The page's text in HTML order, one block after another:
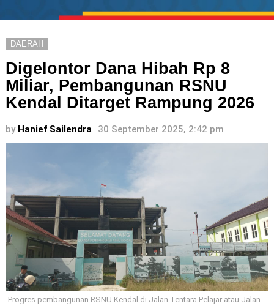
DAERAH
Digelontor Dana Hibah Rp 8
Miliar, Pembangunan RSNU
Kendal Ditarget Rampung 2026
by Hanief Sailendra 30 September 2025, 2:42 pm
Progres pembangunan RSNU Kendal di Jalan Tentara Pelajar atau Jalan